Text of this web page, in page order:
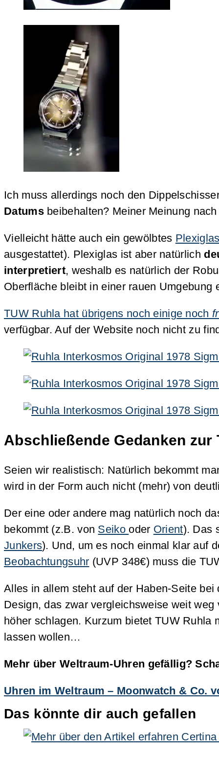
Ich muss allerdings noch den
Datumsbeibehalten? Meiner Meinung
Vielleicht hätte auch ein gewölbtes
ausgestattet). Plexiglas ist aber natürlich
interpretiert, weshalb es natürlich der
Oberfläche bleibt in einer rauen Umgebung
TUW Ruhla hat übrigens noch einige noch
verfügbar. Auf der Website noch nicht zu
Abschließende Gedanken
Seien wir realistisch: Natürlich bekommt
wird in der Form auch nicht (mehr) von
Der eine oder andere mag natürlich noch
bekommt (z.B. von Seiko oder Orient). Das
Junkers). Und, um es noch einmal klar auf
Beobachtungsuhr (UVP 348€) muss die
Alles in allem steht auf der Haben-Seite
Design, das zwar vergleichsweise weit
höher schlagen. Kurzum bietet TUW
lassen wollen…
Mehr über Weltraum-Uhren gefällig?
Uhren im Weltraum – Moonwatch & Co.
Das könnte dir auch gefallen